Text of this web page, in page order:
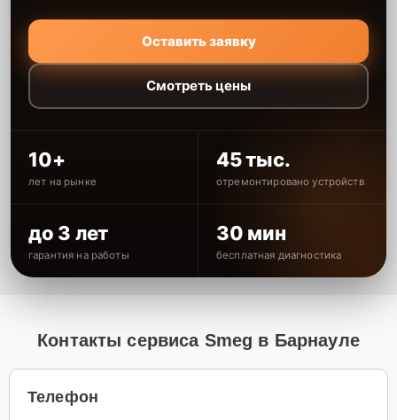
Оставить заявку
Смотреть цены
10+
лет на рынке
45 тыс.
отремонтировано устройств
до 3 лет
гарантия на работы
30 мин
бесплатная диагностика
Контакты сервиса Smeg в Барнауле
Телефон